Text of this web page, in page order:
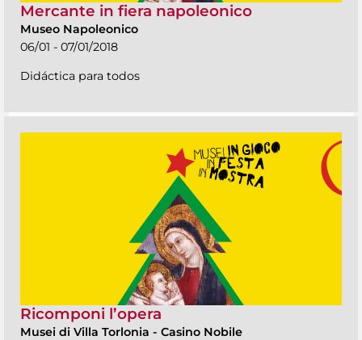
Mercante in fiera napoleonico
Museo Napoleonico
06/01 - 07/01/2018
Didáctica para todos
Ricomponi l’opera
Musei di Villa Torlonia - Casino Nobile